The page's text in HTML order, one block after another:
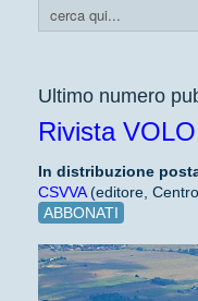
Cerca...
Ultimo numero
Rivista
In distribuzione
CSVVA(editore, Centro
ABBONATI